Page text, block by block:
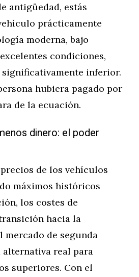
antigüedad, estás
prácticamente
moderna, bajo
condiciones,
inferior.
hubiera pagado por
de la ecuación.
dinero: el poder
de los vehículos
máximos históricos
los costes de
hacia la
de segunda
alternativa real para
superiores. Con el